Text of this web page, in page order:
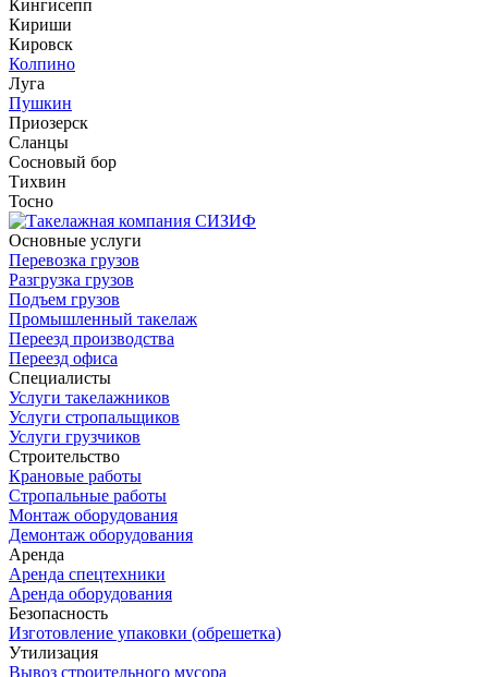
Кингисепп
Кириши
Кировск
Колпино
Луга
Пушкин
Приозерск
Сланцы
Сосновый бор
Тихвин
Тосно
Основные услуги
Перевозка грузов
Разгрузка грузов
Подъем грузов
Промышленный такелаж
Переезд производства
Переезд офиса
Специалисты
Услуги такелажников
Услуги стропальщиков
Услуги грузчиков
Строительство
Крановые работы
Стропальные работы
Монтаж оборудования
Демонтаж оборудования
Аренда
Аренда спецтехники
Аренда оборудования
Безопасность
Изготовление упаковки (обрешетка)
Утилизация
Вывоз строительного мусора